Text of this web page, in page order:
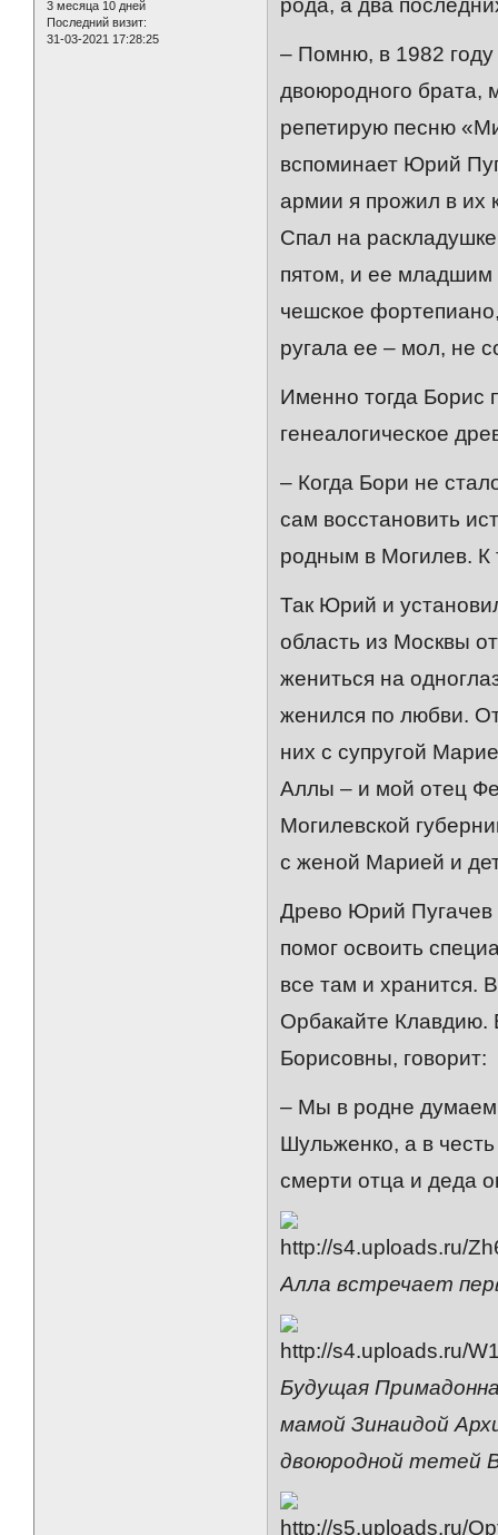
3 месяца 10 дней
Последний визит:
31-03-2021 17:28:25
рода, а два
– Помню, в 1982
двоюродного брата,
репетирую песню
вспоминает Юрий
армии я прожил в их
Спал на
пятом, и ее младшим
чешское
ругала ее – мол, не
Именно тогда Борис
генеалогическое
– Когда Бори не
сам восстановить
родным в Могилев. К
Так Юрий и
область из Москвы
жениться на
женился по любви.
них с супругой
Аллы – и мой отец
Могилевской
с женой Марией и
Древо Юрий Пугачев
помог освоить
все там и хранится.
Орбакайте Клавдию.
Борисовны, говорит:
– Мы в родне думаем,
Шульженко, а в
смерти отца и деда
Алла встречает
Будущая
мамой Зинаидой
двоюродной тетей